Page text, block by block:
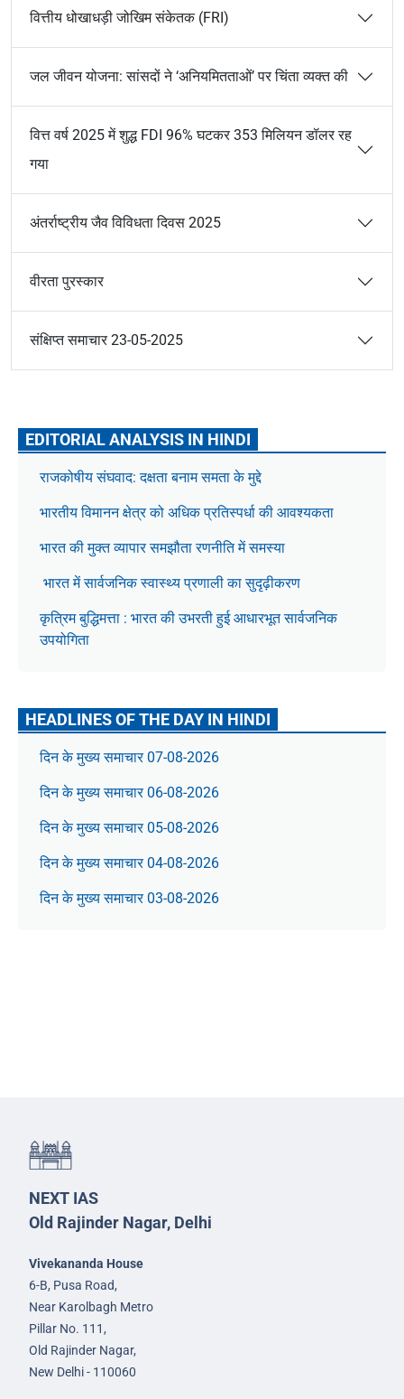
वित्तीय धोखाधड़ी जोखिम संकेतक (FRI)
जल जीवन योजना: सांसदों ने ‘अनियमितताओं’ पर चिंता व्यक्त की
वित्त वर्ष 2025 में शुद्ध FDI 96% घटकर 353 मिलियन डॉलर रह
गया
अंतर्राष्ट्रीय जैव विविधता दिवस 2025
वीरता पुरस्कार
संक्षिप्त समाचार 23-05-2025
EDITORIAL ANALYSIS IN HINDI
राजकोषीय संघवाद: दक्षता बनाम समता के मुद्दे
भारतीय विमानन क्षेत्र को अधिक प्रतिस्पर्धा की आवश्यकता
भारत की मुक्त व्यापार समझौता रणनीति में समस्या
भारत में सार्वजनिक स्वास्थ्य प्रणाली का सुदृढ़ीकरण
कृत्रिम बुद्धिमत्ता : भारत की उभरती हुई आधारभूत सार्वजनिक
उपयोगिता
HEADLINES OF THE DAY IN HINDI
दिन के मुख्य समाचार 07-08-2026
दिन के मुख्य समाचार 06-08-2026
दिन के मुख्य समाचार 05-08-2026
दिन के मुख्य समाचार 04-08-2026
दिन के मुख्य समाचार 03-08-2026
NEXT IAS
Old Rajinder Nagar, Delhi
Vivekananda House
6-B, Pusa Road,
Near Karolbagh Metro
Pillar No. 111,
Old Rajinder Nagar,
New Delhi - 110060